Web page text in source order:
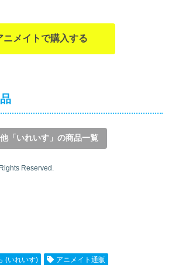
ニメイトで購入する
「いれいす」の商品一覧
Reserved.
(いれいす) アニメイト通販